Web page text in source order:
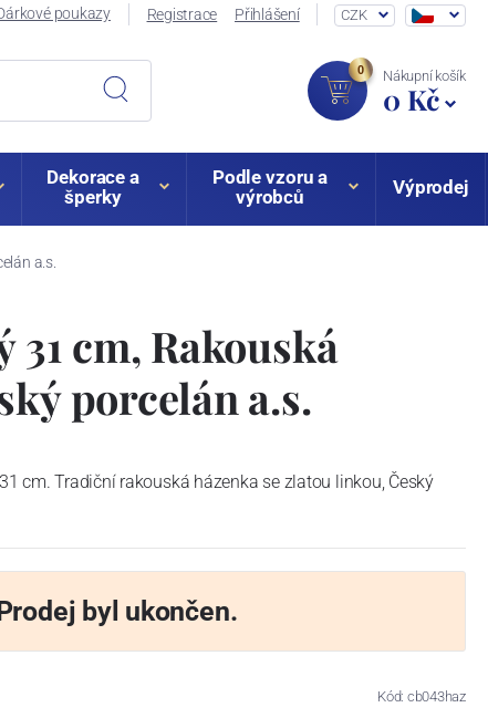
poukazy Registrace Přihlášení CZK
0 Nákupní košík
0 Kč
Dekorace a
šperky
Podle vzoru a
výrobců
Výprodej
a.s.
cm, Rakouská
porcelán a.s.
cm. Tradiční rakouská házenka se zlatou linkou, Český
byl ukončen.
Kód: cb043haz